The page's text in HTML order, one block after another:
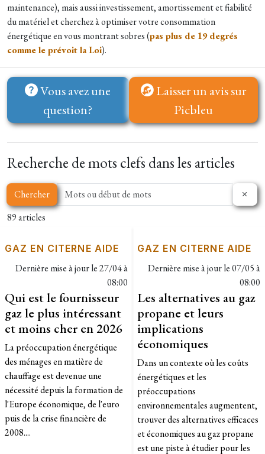
maintenance), mais aussi investissement, amortissement et fiabilité
du matériel et cherchez à optimiser votre consommation
énergétique en vous montrant sobres (pas plus de 19 degrés
comme le prévoit la Loi).
Vous avez une
question?
Laisser un avis sur
Picbleu
Recherche de mots clefs dans les articles
Chercher
89 articles
GAZ EN CITERNE AIDE
Dernière mise à jour le27/04 à
08:00
Qui est le fournisseur
gaz le plus intéressant
et moins cher en 2026
La préoccupation énergétique
des ménages en matière de
chauffage est devenue une
nécessité depuis la formation de
l'Europe économique, de l'euro
puis de la crise financière de
2008....
GAZ EN CITERNE AIDE
Dernière mise à jour le07/05 à
08:00
Les alternatives au gaz
propane et leurs
implications
économiques
Dans un contexte où les coûts
énergétiques et les
préoccupations
environnementales augmentent,
trouver des alternatives efficaces
et économiques au gaz propane
est une piste à étudier pour les